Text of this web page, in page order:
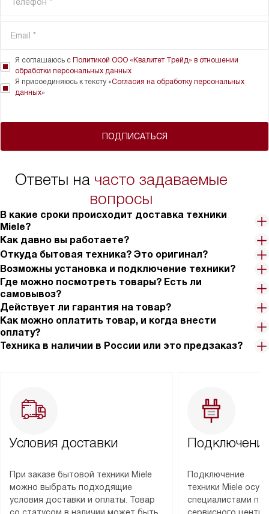
ПОДПИСАТЬСЯ
Я соглашаюсь с Политикой ООО «Квалитет Трейд» в отношении
обработки персональных данных
Я присоединяюсь к тексту «Согласия на обработку персональных
данных»
Ответы на часто задаваемые
вопросы
В какие сроки происходит доставка техники
Miele?
Как давно вы работаете?
Откуда бытовая техника? Это оригинал?
Возможны установка и подключение техники?
Где можно посмотреть товары? Есть ли
самовывоз?
Действует ли гарантия на товар?
Как можно оплатить товар, и когда внести
оплату?
Техника в наличии в России или это предзаказ?
Условия доставки
При заказе бытовой техники Miele
можно выбрать подходящие
условия доставки и оплаты. Товар
Подключение
техники Miele
специалистами